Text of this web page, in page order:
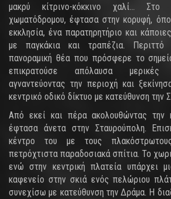
μακρύ κίτρινο-κόκκινο χαλί...
χωματόδρομου, έφτασα στην κορυφή,
εκκλησία, ένα παρατηρητήριο και
με παγκάκια και τραπέζια.
πανοραμική θέα που πρόσφερε το
επικρατούσε απόλαυσα μερικές
αγναντεύοντας την περιοχή και
κεντρικό οδικό δίκτυο με κατεύθυνση την
Από εκεί και πέρα ακολουθώντας την
έφτασα άνετα στην Σταυρούπολη.
κέντρο του με τους
πετρόχτιστα παραδοσιακά σπίτια. Το
ενώ στην κεντρική πλατεία υπάρχει
καφενείο στην σκιά ενός πελώριου
συνεχίσω με κατεύθυνση την Δράμα. Η